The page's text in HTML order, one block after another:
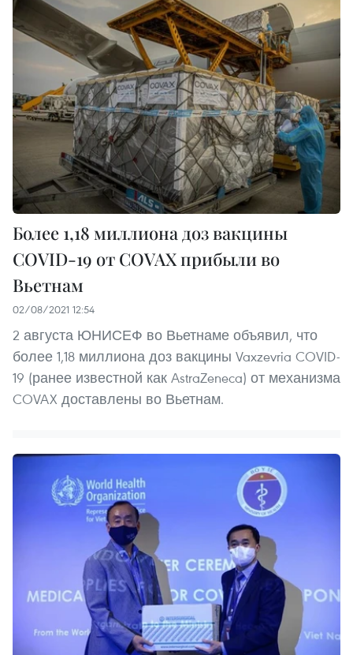
Более 1,18 миллиона доз вакцины
COVID-19 от COVAX прибыли во
Вьетнам
02/08/2021 12:54
2 августа ЮНИСЕФ во Вьетнаме объявил, что
более 1,18 миллиона доз вакцины Vaxzevria COVID-
19 (ранее известной как AstraZeneca) от механизма
COVAX доставлены во Вьетнам.